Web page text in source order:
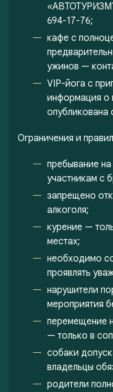
694-17-76;
кафе с
ужинов —
VIP-йога с
информация о
опубликована
Ограничения и
пребывание
участникам с
запрещено
алкоголя;
курение —
местах;
необходимо
проявлять
нарушители
мероприятия
перемещение
— только в
собаки
владельцы
родители